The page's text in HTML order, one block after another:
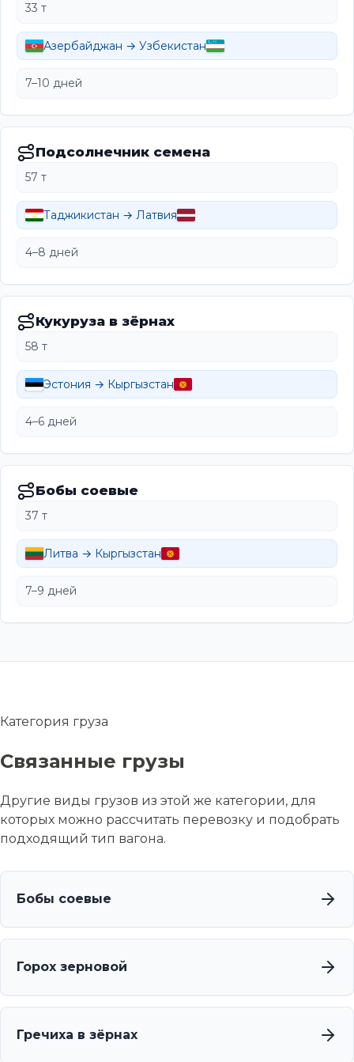
33 т
Азербайджан → Узбекистан
7–10 дней
Подсолнечник семена
57 т
Таджикистан → Латвия
4–8 дней
Кукуруза в зёрнах
58 т
Эстония → Кыргызстан
4–6 дней
Бобы соевые
37 т
Литва → Кыргызстан
7–9 дней
Категория груза
Связанные грузы
Другие виды грузов из этой же категории, для
которых можно рассчитать перевозку и подобрать
подходящий тип вагона.
Бобы соевые
Горох зерновой
Гречиха в зёрнах